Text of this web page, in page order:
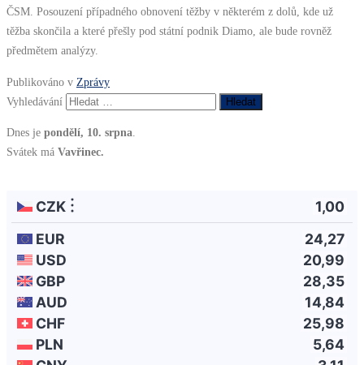
ČSM. Posouzení případného obnovení těžby v některém z dolů, kde už
těžba skončila a které přešly pod státní podnik Diamo, ale bude rovněž
předmětem analýzy.
Publikováno v Zprávy
Vyhledávání
Dnes je pondělí, 10. srpna
Svátek má Vavřinec.